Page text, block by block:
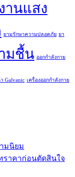
านแสง
ยามรักษาความปลอดภัย ยา
มชื้น ออกกำลังกาย
Galvanic เครื่องออกกำลังกาย
มนิยม
ราคาก่อนตัดสินใจ